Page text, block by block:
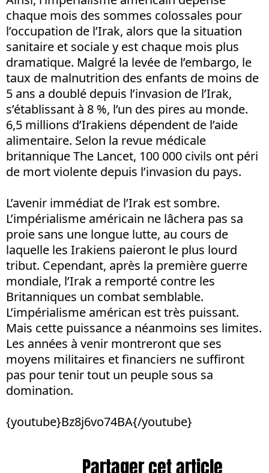
chaque mois des sommes colossales pour
l’occupation de l’Irak, alors que la situation
sanitaire et sociale y est chaque mois plus
dramatique. Malgré la levée de l’embargo, le
taux de malnutrition des enfants de moins de
5 ans a doublé depuis l’invasion de l’Irak,
s’établissant à 8 %, l’un des pires au monde.
6,5 millions d’Irakiens dépendent de l’aide
alimentaire. Selon la revue médicale
britannique The Lancet, 100 000 civils ont péri
de mort violente depuis l’invasion du pays.
L’avenir immédiat de l’Irak est sombre.
L’impérialisme américain ne lâchera pas sa
proie sans une longue lutte, au cours de
laquelle les Irakiens paieront le plus lourd
tribut. Cependant, après la première guerre
mondiale, l’Irak a remporté contre les
Britanniques un combat semblable.
L’impérialisme américan est très puissant.
Mais cette puissance a néanmoins ses limites.
Les années à venir montreront que ses
moyens militaires et financiers ne suffiront
pas pour tenir tout un peuple sous sa
domination.
{youtube}Bz8j6vo74BA{/youtube}